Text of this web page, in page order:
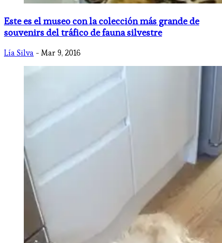
Este es el museo con la colección más grande de
souvenirs del tráfico de fauna silvestre
Lía Silva - Mar 9, 2016